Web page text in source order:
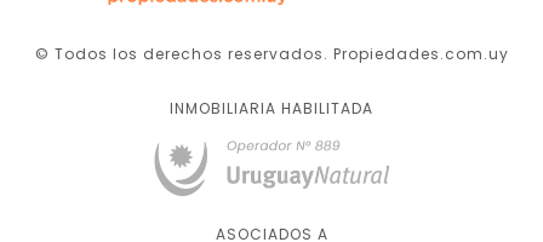
© Todos los derechos reservados. Propiedades.com.uy
INMOBILIARIA HABILITADA
ASOCIADOS A